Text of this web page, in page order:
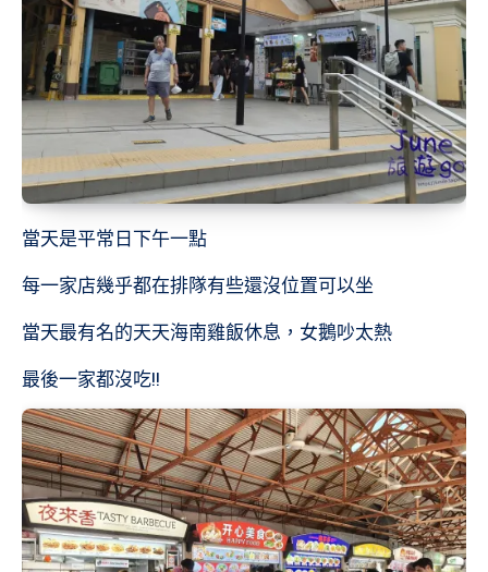
當天是平常日下午一點
每一家店幾乎都在排隊有些還沒位置可以坐
當天最有名的天天海南雞飯休息，女鵝吵太熱
最後一家都沒吃!!